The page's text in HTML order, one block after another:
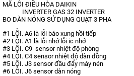
MÃ LỖI ĐIỀU HÒA DAIKIN
INVERTER GAS 32 INVERTER
BO DÀN NÓNG SỬ DỤNG QUẠT 3 PHA
#1 LỖI. A6 là lỗi báo xung hồi tiếp
#2 LỖI. A1 là lỗi nhớ lỗi ic nhớ
#3 LỖI. C9 sensor nhiệt độ phòng
#4 LỖI. C4 sensor nhiệt độ dàn đồng
#5 LỖI. J3 sensor đầu đẩy máy nén
#6 LỖI. J6 sensor dàn nóng